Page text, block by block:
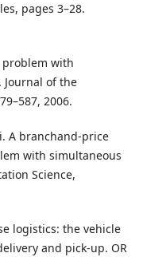
pages 3–28.
problem with
of the
2006.
A branchand-price
with simultaneous
Science,
logistics: the vehicle
and pick-up. OR